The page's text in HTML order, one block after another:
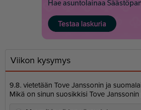
Viikon kysymys
9.8. vietetään Tove Janssonin ja
Mikä on sinun suosikkisi Tove